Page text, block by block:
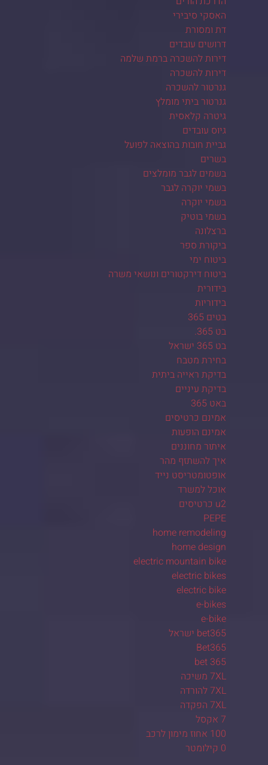
האסקי סיבירי
דת ומסורת
דרושים עובדים
דירות להשכרה ברמת שלמה
דירות להשכרה
גנרטור להשכרה
גנרטור ביתי מומלץ
גיטרה קלאסית
גיוס עובדים
גביית חובות בהוצאה לפועל
בשרים
בשמים לגבר מומלצים
בשמי יוקרה לגבר
בשמי יוקרה
בשמי בוטיק
ברצלונה
ביקורת ספר
ביטוח ימי
ביטוח דירקטורים ונושאי משרה
בידורית
בידוריות
בטים 365
בט 365.
בט 365 ישראל
בחירת מטבח
בדיקת ראייה ביתית
בדיקת עיניים
באט 365
אמינם כרטיסים
אמינם הופעות
איתור מחוננים
איך להשתזף מהר
אופטומטריסט נייד
אוכל למשרד
u2 כרטיסים
PEPE
home remodeling
home design
electric mountain bike
electric bikes
electric bike
e-bikes
e-bike
bet365 ישראל
Bet365
bet 365
7XL משיכה
7XL להורדה
7XL הפקדה
7 אקסל
100 אחוז מימון לרכב
0 קילומטר